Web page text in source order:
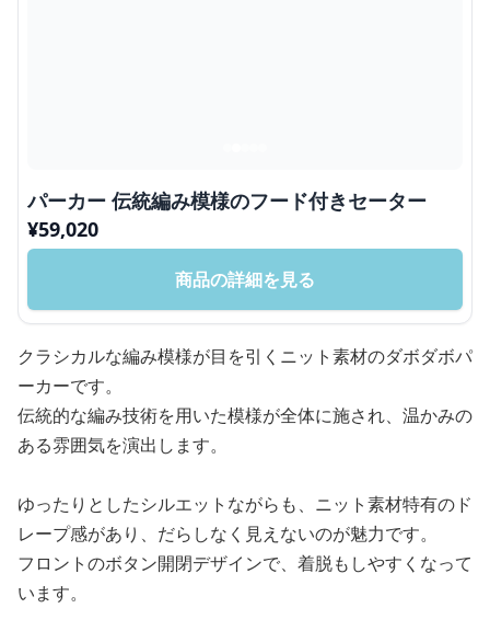
パーカー 伝統編み模様のフード付きセーター
¥59,020
商品の詳細を見る
クラシカルな編み模様が目を引くニット素材のダボダボパ
ーカーです。
伝統的な編み技術を用いた模様が全体に施され、温かみの
ある雰囲気を演出します。
ゆったりとしたシルエットながらも、ニット素材特有のド
レープ感があり、だらしなく見えないのが魅力です。
フロントのボタン開閉デザインで、着脱もしやすくなって
います。